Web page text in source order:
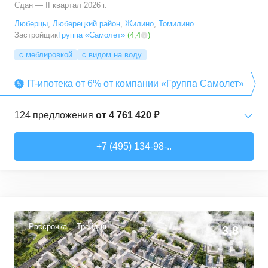
Сдан — II квартал 2026 г.
Люберцы, Люберецкий район, Жилино, Томилино
ЗастройщикГруппа «Самолет» (4,4 )
с меблировкой с видом на воду
IT-ипотека от 6% от компании «Группа Самолет»
124 предложения от 4 761 420 ₽
2-комн. кв. 5 825 910 ₽
32,92–60,32м² 29 предложений
+7 (495) 134-98-..
Рассрочка Трейд-ин 3,8